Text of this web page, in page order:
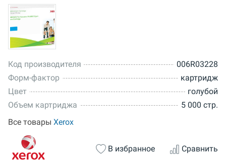
Код производителя
006R03228
Форм-фактор
картридж
Цвет
голубой
Объем картриджа
5 000 стр.
Все товары Xerox
В избранное Сравнить